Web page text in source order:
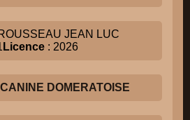
JEAN LUC
Licence : 2026
DOMERATOISE